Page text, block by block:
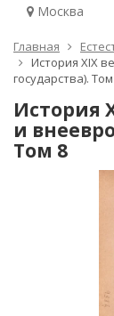
Москва
Главная
История XIX
государства).
История
и
Том 8